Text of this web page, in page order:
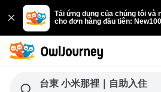
Tải ứng dụng của chúng tôi và
cho đơn hàng đầu tiên: New100
台東 小米那裡｜自助入住